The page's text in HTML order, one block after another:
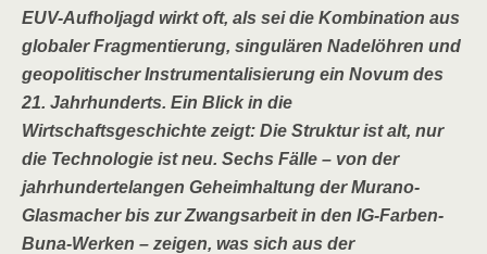
EUV-Aufholjagd wirkt oft, als sei die Kombination aus
globaler Fragmentierung, singulären Nadelöhren und
geopolitischer Instrumentalisierung ein Novum des
21. Jahrhunderts. Ein Blick in die
Wirtschaftsgeschichte zeigt: Die Struktur ist alt, nur
die Technologie ist neu. Sechs Fälle – von der
jahrhundertelangen Geheimhaltung der Murano-
Glasmacher bis zur Zwangsarbeit in den IG-Farben-
Buna-Werken – zeigen, was sich aus der